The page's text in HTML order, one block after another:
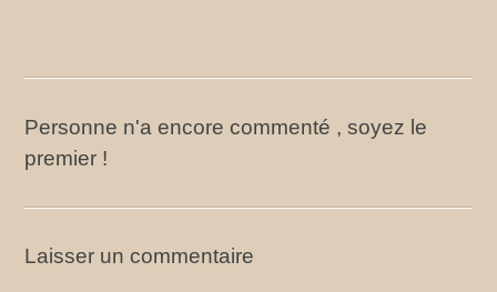
Personne n'a encore commenté , soyez le
premier !
Laisser un commentaire